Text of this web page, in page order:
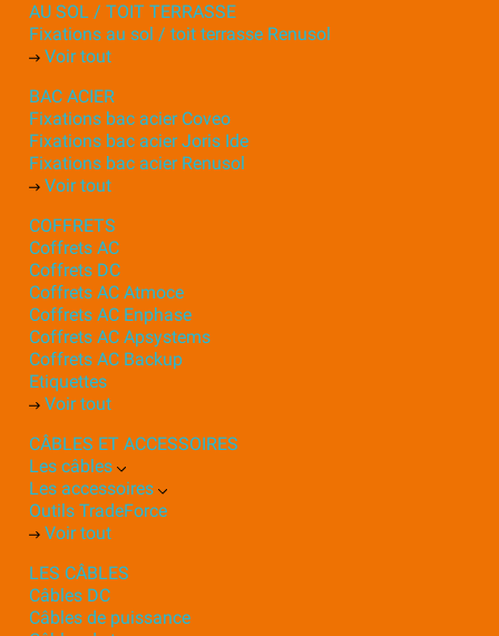
AU SOL / TOIT TERRASSE
Fixations au sol / toit terrasse Renusol
Voir tout
BAC ACIER
Fixations bac acier Coveo
Fixations bac acier Joris Ide
Fixations bac acier Renusol
Voir tout
COFFRETS
Coffrets AC
Coffrets DC
Coffrets AC Atmoce
Coffrets AC Enphase
Coffrets AC Apsystems
Coffrets AC Backup
Etiquettes
Voir tout
CÂBLES ET ACCESSOIRES
Les câbles
Les accessoires
Outils TradeForce
Voir tout
LES CÂBLES
Câbles DC
Câbles de puissance